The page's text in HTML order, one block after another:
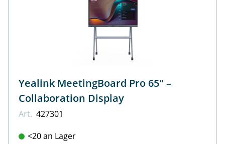
Yealink MeetingBoard Pro 65" –
Collaboration Display
Art. 427301
<20 an Lager